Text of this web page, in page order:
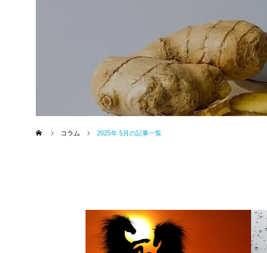
功した症例
コラム 2025年 5月の記事一覧